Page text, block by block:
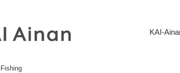
KAI-
Fishing